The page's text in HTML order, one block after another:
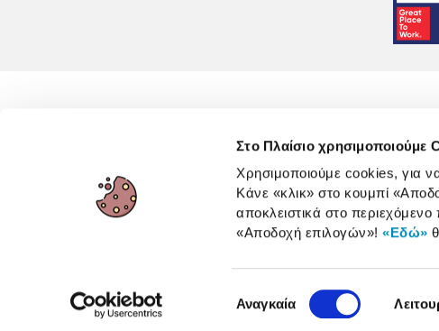
Στο Πλαίσιο χρησιμοποιούμε
Χρησιμοποιούμε cookies, για
Κάνε «κλικ» στο κουμπί
αποκλειστικά στο
«Αποδοχή επιλογών»!«Εδώ»
συγκατάθεσης
Αναγκαία
Όροι